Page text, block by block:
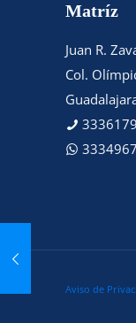
Matríz
Juan R.
Col.
Aviso de